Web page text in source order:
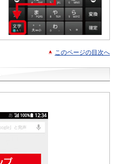
このページの目次へ